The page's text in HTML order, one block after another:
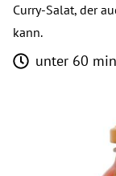
Curry-Salat, der
kann.
unter 60 min